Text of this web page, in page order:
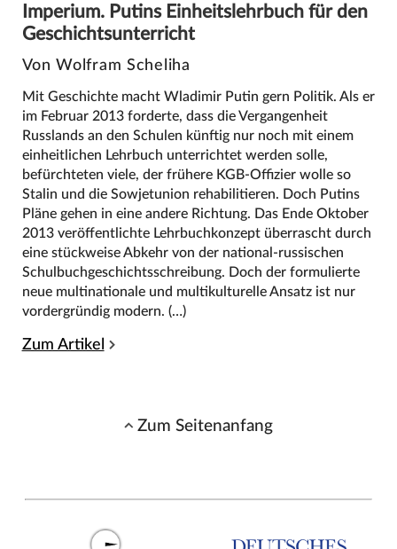
Imperium. Putins Einheitslehrbuch für den
Geschichtsunterricht
Von Wolfram Scheliha
Mit Geschichte macht Wladimir Putin gern Politik. Als er
im Februar 2013 forderte, dass die Vergangenheit
Russlands an den Schulen künftig nur noch mit einem
einheitlichen Lehrbuch unterrichtet werden solle,
befürchteten viele, der frühere KGB-Offizier wolle so
Stalin und die Sowjetunion rehabilitieren. Doch Putins
Pläne gehen in eine andere Richtung. Das Ende Oktober
2013 veröffentlichte Lehrbuchkonzept überrascht durch
eine stückweise Abkehr von der national-russischen
Schulbuchgeschichtsschreibung. Doch der formulierte
neue multinationale und multikulturelle Ansatz ist nur
vordergründig modern. (…)
Zum Artikel
Zum Seitenanfang